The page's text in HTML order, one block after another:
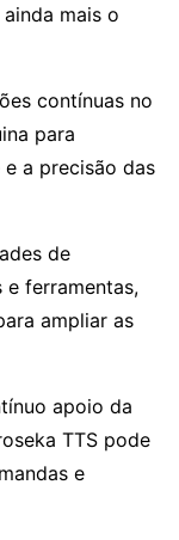
mais o
contínuas no
para
a precisão das
de
ferramentas,
ampliar as
apoio da
TTS pode
e